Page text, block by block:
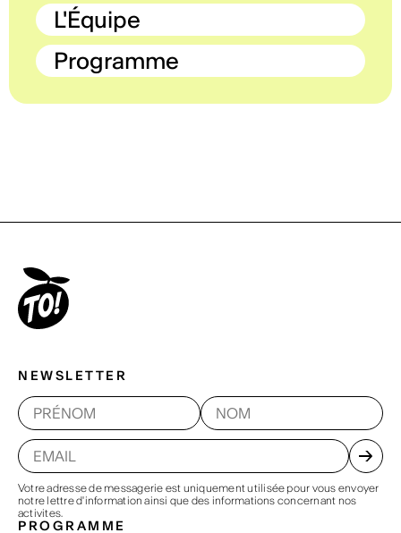
L'Équipe
Programme
NEWSLETTER
Votre adresse de messagerie est uniquement utilisée pour vous envoyer
notre lettre d'information ainsi que des informations concernant nos
activites.
PROGRAMME